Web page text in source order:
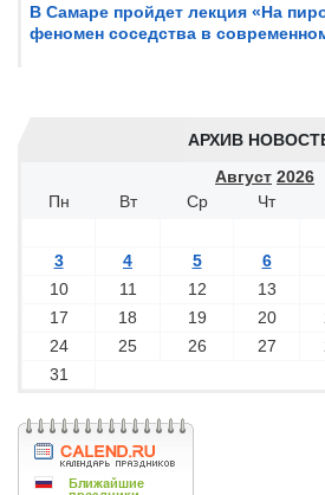
В Самаре пройдет лекция «На
феномен соседства в
АРХИВ
Август 2026
Пн
Вт Ср Чт
3
4 5 6
10
11 12 13
17
18 19 20
24
25 26 27
31